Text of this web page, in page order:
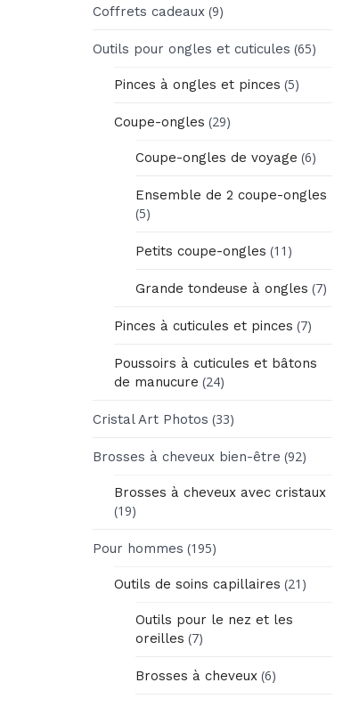
Coffrets cadeaux (9)
Outils pour ongles et cuticules (65)
Pinces à ongles et pinces (5)
Coupe-ongles (29)
Coupe-ongles de voyage (6)
Ensemble de 2 coupe-ongles
(5)
Petits coupe-ongles (11)
Grande tondeuse à ongles (7)
Pinces à cuticules et pinces (7)
Poussoirs à cuticules et bâtons
de manucure (24)
Cristal Art Photos (33)
Brosses à cheveux bien-être (92)
Brosses à cheveux avec cristaux
(19)
Pour hommes (195)
Outils de soins capillaires (21)
Outils pour le nez et les
oreilles (7)
Brosses à cheveux (6)